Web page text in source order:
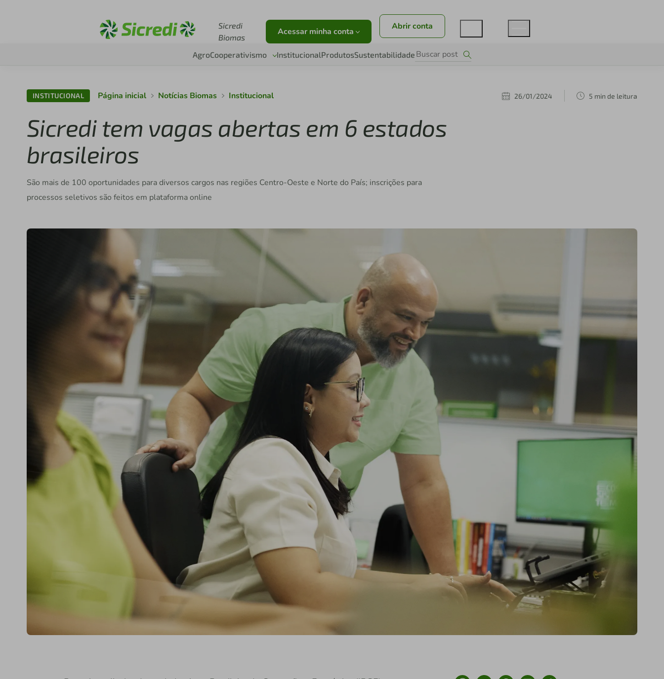
Sicredi
Biomas
Acessar minha conta Abrir conta
AgroCooperativismo InstitucionalProdutosSustentabilidade
INSTITUCIONAL Página inicial Notícias Biomas Institucional 26/01/2024 5 min de leitura
Sicredi tem vagas abertas em 6 estados
brasileiros
São mais de 100 oportunidades para diversos cargos nas regiões Centro-Oeste e Norte do País; inscrições para
processos seletivos são feitos em plataforma online